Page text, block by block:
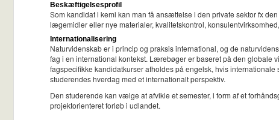
Beskæftigelsesprofil
Som kandidat i kemi kan man få ansættelse i den private sektor fx
lægemidler eller nye materialer, kvalitetskontrol,
Internationalisering
Naturvidenskab er i princip og praksis international, og de
fag i en international kontekst. Lærebøger er baseret på den globale
fagspecifikke kandidatkurser afholdes på engelsk, hvis
studerendes hverdag med et internationalt perspektiv.
Den studerende kan vælge at afvikle et semester, i form af et
projektorienteret forløb i udlandet.